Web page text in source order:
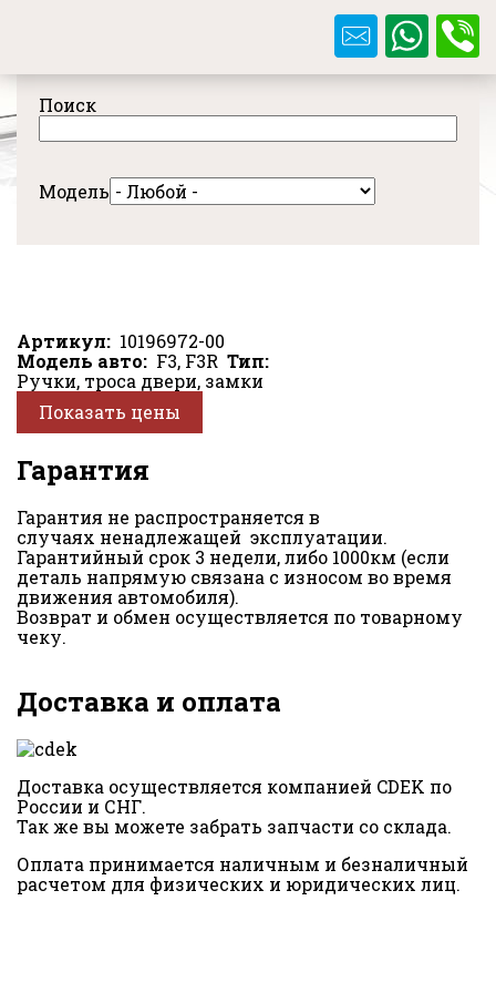
содержанию
Поиск
Модель
Артикул
10196972-00
Модель авто
F3, F3R Тип
Ручки, троса двери, замки
Показать цены
Гарантия
Гарантия не распространяется в
случаях ненадлежащей эксплуатации.
Гарантийный срок 3 недели, либо 1000км (если
деталь напрямую связана с износом во время
движения автомобиля).
Возврат и обмен осуществляется по товарному
чеку.
Доставка и оплата
Доставка осуществляется компанией CDEK по
России и СНГ.
Так же вы можете забрать запчасти со склада.
Оплата принимается наличным и безналичный
расчетом для физических и юридических лиц.